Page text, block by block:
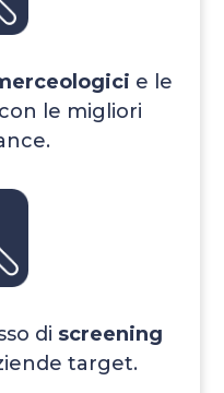
e le
le migliori
di screening
target.